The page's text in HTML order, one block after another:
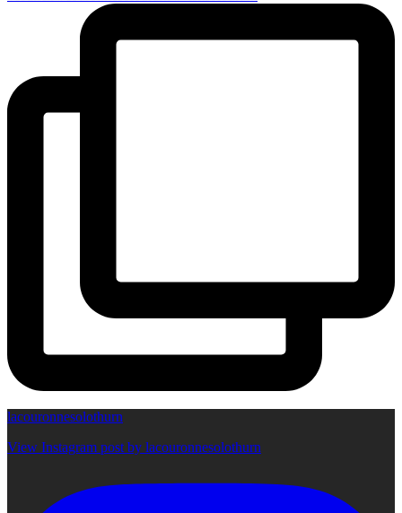
lacouronnesolothurn
View Instagram post by lacouronnesolothurn